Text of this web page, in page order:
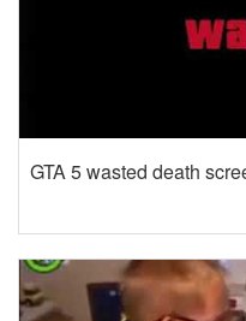
GTA 5 wasted death